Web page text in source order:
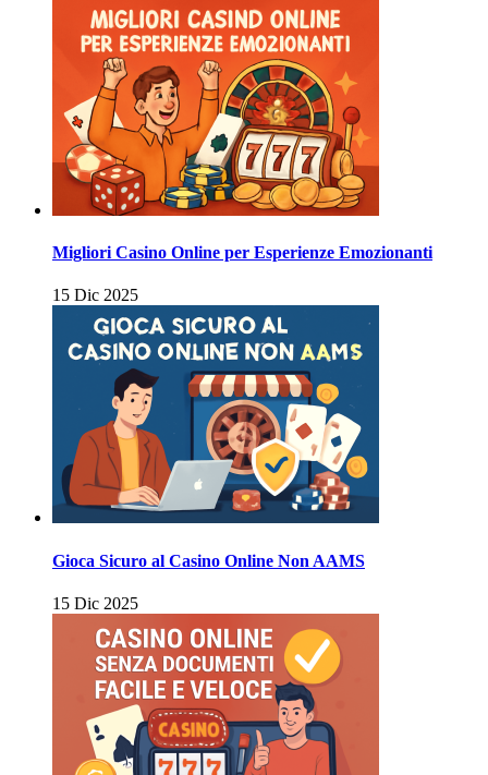
Migliori Casino Online per Esperienze Emozionanti
15 Dic 2025
Gioca Sicuro al Casino Online Non AAMS
15 Dic 2025